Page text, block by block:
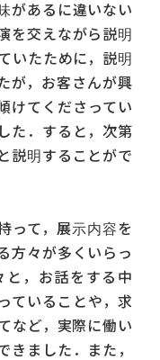
があるに違いない
を交えながら説明
いたために，説明
が，お客さんが興
けてくださってい
た．すると，次第
説明することがで
って，展示内容を
方々が多くいらっ
と，お話をする中
ていることや，求
など，実際に働い
きました．また，